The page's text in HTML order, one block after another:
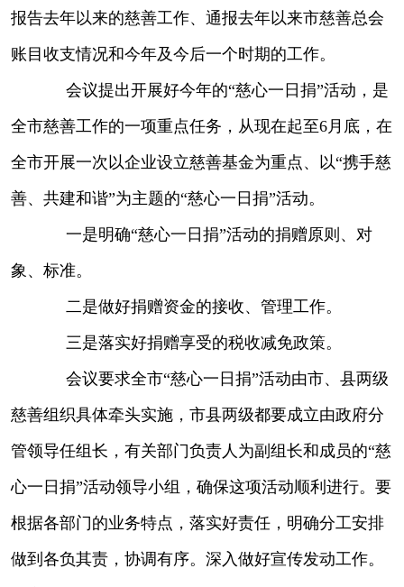
报告去年以来的慈善工作、通报去年以来市慈善总会
账目收支情况和今年及今后一个时期的工作。
会议提出开展好今年的“慈心一日捐”活动，是
全市慈善工作的一项重点任务，从现在起至6月底，在
全市开展一次以企业设立慈善基金为重点、以“携手慈
善、共建和谐”为主题的“慈心一日捐”活动。
一是明确“慈心一日捐”活动的捐赠原则、对
象、标准。
二是做好捐赠资金的接收、管理工作。
三是落实好捐赠享受的税收减免政策。
会议要求全市“慈心一日捐”活动由市、县两级
慈善组织具体牵头实施，市县两级都要成立由政府分
管领导任组长，有关部门负责人为副组长和成员的“慈
心一日捐”活动领导小组，确保这项活动顺利进行。要
根据各部门的业务特点，落实好责任，明确分工安排
做到各负其责，协调有序。深入做好宣传发动工作。